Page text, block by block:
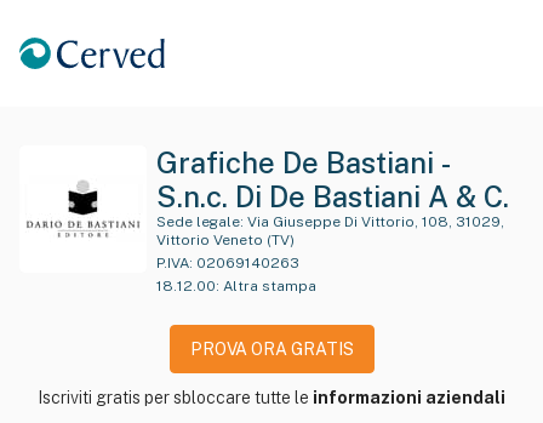
Grafiche De Bastiani -
S.n.c. Di De Bastiani A & C.
Sede legale:
Vittorio Veneto (TV)
P.IVA: 02069140263
18.12.00: Altra stampa
PROVA ORA GRATIS
Iscriviti gratis per sbloccare tutte le informazioni aziendali